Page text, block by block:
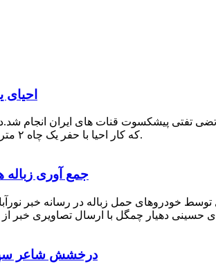
که کار احیا با حفر یک چاه ۲ متری و یک راهرو افقی ۲ متری صورت گرفت.
جمع آوری
خودروهای حمل زباله در رسانه خبر
درخشش شاعر